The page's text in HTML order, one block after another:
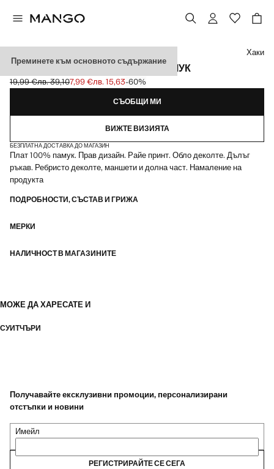
Преминете към основното съдържание
РАИРАН СУИТШЪРТ ОТ 100% ПАМУК
Задраскана първоначална цена [19,99 € лв. 39,10]
19,99 €лв. 39,10
Текуща цена [7,99 € лв. 15,63]
7,99 €лв. 15,63-60%
Изберете цвят
Хаки
СЪОБЩИ МИ
ВИЖТЕ ВИЗИЯТА
БЕЗПЛАТНА ДОСТАВКА ДО МАГАЗИН
Плат 100% памук. Прав дизайн. Райе принт. Обло деколте. Дълъг
ръкав. Ребристо деколте, маншети и долна част. Намаление на
продукта
ПОДРОБНОСТИ, СЪСТАВ И ГРИЖА
МЕРКИ
НАЛИЧНОСТ В МАГАЗИНИТЕ
МОЖЕ ДА ХАРЕСАТЕ И
СУИТЧЪРИ
Получавайте ексклузивни промоции, персонализирани
отстъпки и новини
Имейл
РЕГИСТРИРАЙТЕ СЕ СЕГА